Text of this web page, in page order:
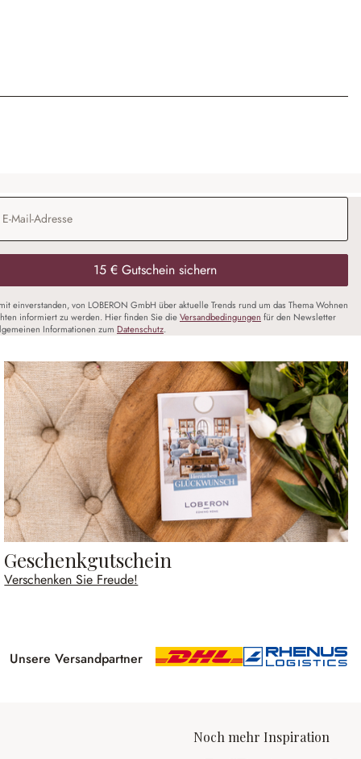
*
15 € Gutschein sichern
einverstanden, von LOBERON GmbH über aktuelle Trends rund um das Thema Wohnen
informiert zu werden. Hier finden Sie dieVersandbedingungen für den Newsletter
Informationen zum Datenschutz.
Geschenkgutschein
Verschenken Sie Freude!
Unsere Versandpartner
Noch mehr Inspiration